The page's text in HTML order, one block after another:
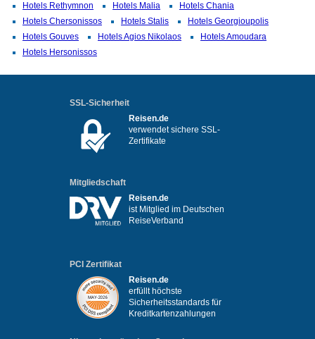
Hotels Rethymnon Hotels Malia
Hotels Chania
Hotels Chersonissos
Hotels Stalis
Hotels Georgioupolis
Hotels Gouves
Hotels Agios Nikolaos
Hotels Amoudara
Hotels Hersonissos
SSL-Sicherheit
Reisen.de
verwendet sichere SSL-
Zertifikate
Mitgliedschaft
Reisen.de
ist Mitglied im Deutschen
ReiseVerband
PCI Zertifikat
Reisen.de
erfüllt höchste
Sicherheitsstandards für
Kreditkartenzahlungen